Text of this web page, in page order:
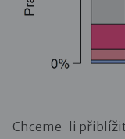
Chceme-li